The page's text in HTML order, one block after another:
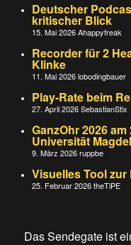
Deutscher
kritischer Blick
15. Mai 2026 Ahappyfreak
Recorder für 2
Klinke
11. Mai 2026 lobodingbauer
Play-Rate beim
27. April 2026 SebastianStix
GanzOhr 2026
Universität
9. März 2026 ruppbe
Visuelles Tool
25. Februar 2026 theTiPE
Das Sendegate ist